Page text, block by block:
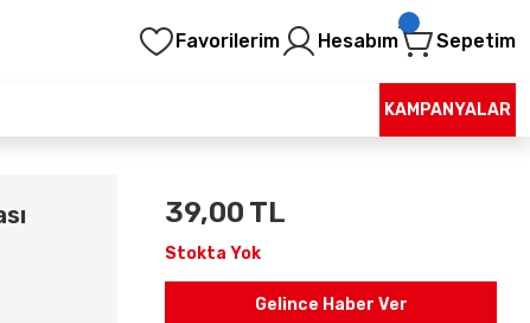
Favorilerim Hesabım Sepetim
KAMPANYALAR
39,00 TL
Stokta Yok
Gelince Haber Ver